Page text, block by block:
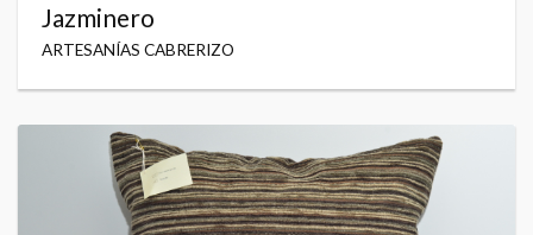
Jazminero
ARTESANÍAS CABRERIZO